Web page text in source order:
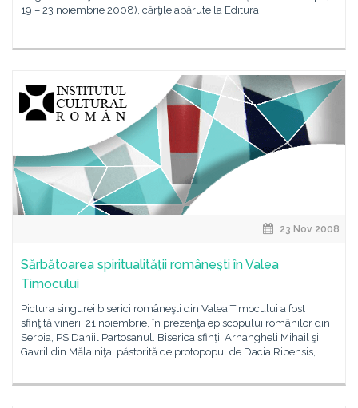
19 – 23 noiembrie 2008), cărţile apărute la Editura
23 Nov 2008
Sărbătoarea spiritualităţii româneşti în Valea
Timocului
Pictura singurei biserici româneşti din Valea Timocului a fost
sfinţită vineri, 21 noiembrie, în prezenţa episcopului românilor din
Serbia, PS Daniil Partosanul. Biserica sfinţii Arhangheli Mihail şi
Gavril din Mălainiţa, păstorită de protopopul de Dacia Ripensis,